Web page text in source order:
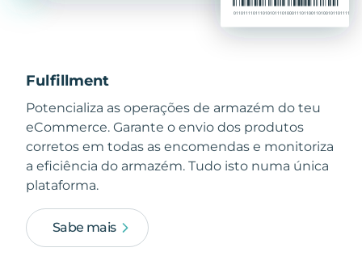
Fulfillment
Potencializa as operações de armazém do teu
eCommerce. Garante o envio dos produtos
corretos em todas as encomendas e monitoriza
a eficiência do armazém. Tudo isto numa única
plataforma.
Sabe mais